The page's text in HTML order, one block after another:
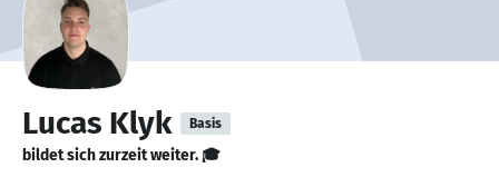
Lucas Klyk Basis
bildet sich zurzeit weiter. 🎓